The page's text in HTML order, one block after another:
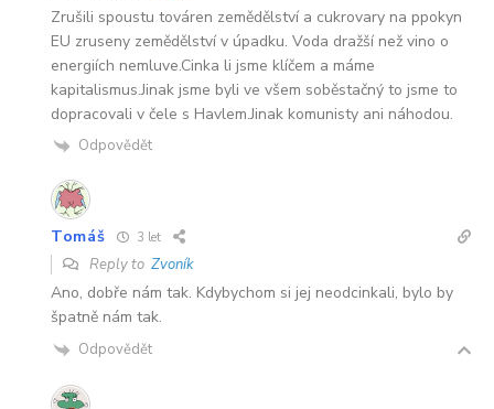
Zrušili spoustu továren zemědělství a cukrovary na ppokyn
EU zruseny zemědělství v úpadku. Voda dražší než vino o
energiích nemluve.Cinka li jsme klíčem a máme
kapitalismus.Jinak jsme byli ve všem soběstačný to jsme to
dopracovali v čele s Havlem.Jinak komunisty ani náhodou.
Odpovědět
Tomáš 3 let
Reply to Zvoník
Ano, dobře nám tak. Kdybychom si jej neodcinkali, bylo by
špatně nám tak.
Odpovědět